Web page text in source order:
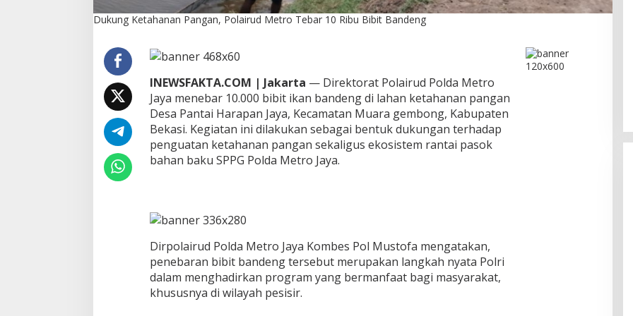
b
a
0
i
b
u
B
i
b
i
d
n
g
Dukung Ketahanan Pangan, Polairud Metro Tebar 10 Ribu Bibit Bandeng
INEWSFAKTA.COM | Jakarta — Direktorat Polairud Polda Metro
Jaya menebar 10.000 bibit ikan bandeng di lahan ketahanan pangan
Desa Pantai Harapan Jaya, Kecamatan Muara gembong, Kabupaten
Bekasi. Kegiatan ini dilakukan sebagai bentuk dukungan terhadap
penguatan ketahanan pangan sekaligus ekosistem rantai pasok
bahan baku SPPG Polda Metro Jaya.
Dirpolairud Polda Metro Jaya Kombes Pol Mustofa mengatakan,
penebaran bibit bandeng tersebut merupakan langkah nyata Polri
dalam menghadirkan program yang bermanfaat bagi masyarakat,
khususnya di wilayah pesisir.
DPC PPP Jakarta Utara Gelar
Ta’aruf / Silaturahmi dan
Penyerahan SK Pengurus Baru,
Fokus Konsolidasi Jelang
Musancab 13 September 2026
Di Politik